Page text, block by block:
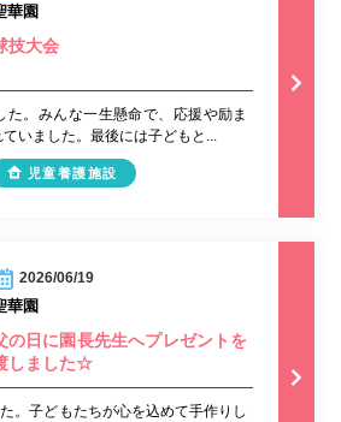
華園
技大会
た。みんな一生懸命で、応援や励ま
いました。最後には子どもと...
児童養護施設
2026/06/19
華園
の日に園長先生へプレゼントを
しました☆
。子どもたちが心を込めて手作りし